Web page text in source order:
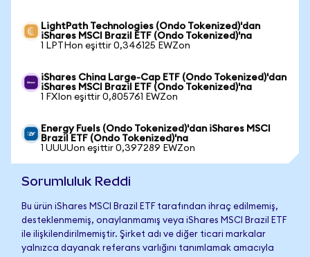
LightPath Technologies (Ondo Tokenized)'dan
iShares MSCI Brazil ETF (Ondo Tokenized)'na
1 LPTHon eşittir 0,346125 EWZon
iShares China Large-Cap ETF (Ondo Tokenized)'dan
iShares MSCI Brazil ETF (Ondo Tokenized)'na
1 FXIon eşittir 0,805761 EWZon
Energy Fuels (Ondo Tokenized)'dan iShares MSCI
Brazil ETF (Ondo Tokenized)'na
1 UUUUon eşittir 0,397289 EWZon
Sorumluluk Reddi
Bu ürün iShares MSCI Brazil ETF tarafından ihraç edilmemiş,
desteklenmemiş, onaylanmamış veya iShares MSCI Brazil ETF
ile ilişkilendirilmemiştir. Şirket adı ve diğer ticari markalar
yalnızca dayanak referans varlığını tanımlamak amacıyla